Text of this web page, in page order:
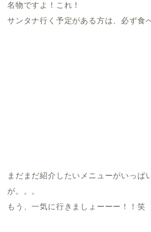
名物ですよ！これ！
サンタナ行く予定がある方は、必ず食
まだまだ紹介したいメニューがいっぱ
が。。。
もう、一気に行きましょーーー！！笑